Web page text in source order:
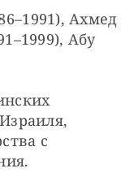
Ахмед
Абу
с